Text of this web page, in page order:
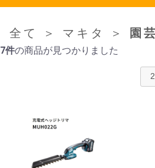
全て ＞ マキタ ＞ 園芸
7件の商品が見つかりました